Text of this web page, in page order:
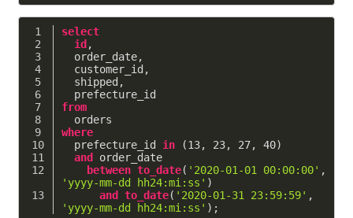
select
id ,
  order_date,
  customer_id,
  shipped,
  prefecture_id
from
  orders
where
  prefecture_id
in (13, 23, 27, 40)
and
order_date
between to_date( '2020-01-01 00:00:00'
'yyyy-mm-dd hh24:mi:ss' )
and
to_date( '2020-01-31 23:59:59'
'yyyy-mm-dd hh24:mi:ss' );